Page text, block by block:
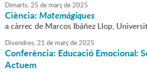
Dimarts,25 de marçde2025
Ciència:Matemàgiques
a càrrec de Marcos Ibáñez Llop,
Divendres,21 de marçde2025
Conferència: Educació Emocional:
Actuem